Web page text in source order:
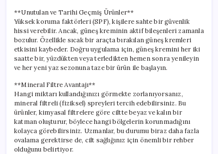
**Unutulan ve Tarihi Geçmiş Ürünler**
Yüksek koruma faktörleri (SPF), kişilere sahte bir güvenlik
hissi verebilir. Ancak, güneş kreminin aktif bileşenleri zamanla
bozulur. Özellikle sıcak bir araçta bırakılan güneş kremleri
etkisini kaybeder. Doğru uygulama için, güneş kremini her iki
saatte bir, yüzdükten veya terledikten hemen sonra yenileyin
ve her yeni yaz sezonuna taze bir ürün ile başlayın.
**Mineral Filtre Avantajı**
Hangi miktarı kullandığınızı görmekte zorlanıyorsanız,
mineral filtreli (fiziksel) spreyleri tercih edebilirsiniz. Bu
ürünler, kimyasal filtrelere göre ciltte beyaz ve kalın bir
katman oluşturur, böylece hangi bölgelerin korunmadığını
kolayca görebilirsiniz. Uzmanlar, bu durumu biraz daha fazla
ovalama gerektirse de, cilt sağlığınız için önemli bir rehber
olduğunu belirtiyor.